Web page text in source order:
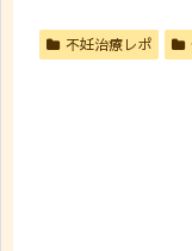
不妊治療レポ